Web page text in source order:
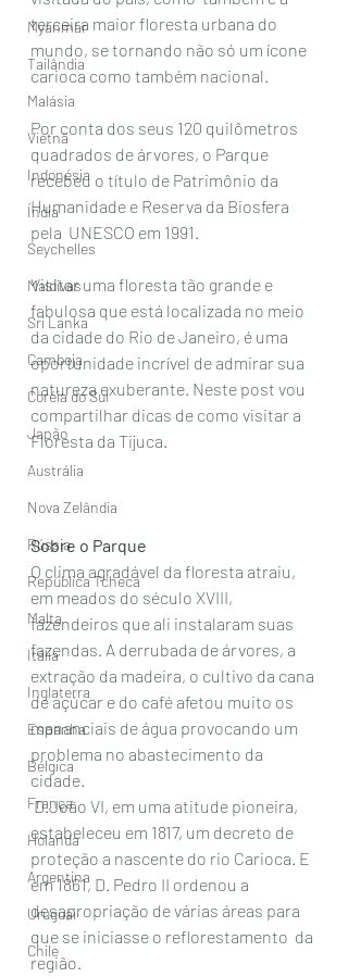
Myanmar
Tailândia
Malásia
Vietnã
Indonésia
Índia
Seychelles
Maldivas
Sri Lanka
Camboja
Coréia do Sul
Japão
Austrália
Nova Zelândia
Rússia
República Tcheca
Malta
Itália
Inglaterra
Espanha
Bélgica
França
Holanda
Argentina
Uruguai
Chile
terceira maior floresta urbana do
mundo, se tornando não só um ícone
carioca como também nacional.
Por conta dos seus 120 quilômetros
quadrados de árvores, o Parque
recebeu o título de Patrimônio da
Humanidade e Reserva da Biosfera
pela  UNESCO em 1991.
Visitar uma floresta tão grande e
fabulosa que está localizada no meio
da cidade do Rio de Janeiro, é uma
oportunidade incrível de admirar sua
natureza exuberante. Neste post vou
compartilhar dicas de como visitar a
Floresta da Tijuca.
Sobre o Parque
O clima agradável da floresta atraiu,
em meados do século XVIII,
fazendeiros que ali instalaram suas
fazendas. A derrubada de árvores, a
extração da madeira, o cultivo da cana
de açúcar e do café afetou muito os
mananciais de água provocando um
problema no abastecimento da
cidade.
D.João VI, em uma atitude pioneira,
estabeleceu em 1817, um decreto de
proteção a nascente do rio Carioca. E
em 1861, D. Pedro II ordenou a
desapropriação de várias áreas para
que se iniciasse o reflorestamento  da
região.